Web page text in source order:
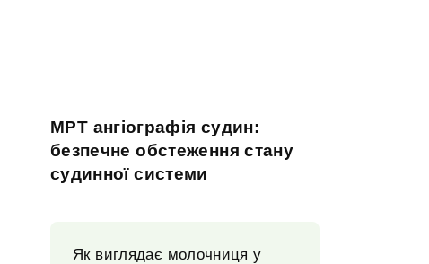
МРТ ангіографія судин:
безпечне обстеження стану
судинної системи
Як виглядає молочниця у